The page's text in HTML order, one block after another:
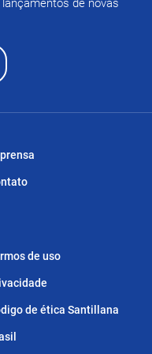
de novas
de uso
de ética Santillana